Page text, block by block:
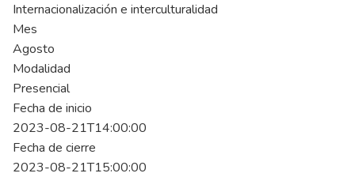
Internacionalización e interculturalidad
Mes
Agosto
Modalidad
Presencial
Fecha de inicio
2023-08-21T14:00:00
Fecha de cierre
2023-08-21T15:00:00